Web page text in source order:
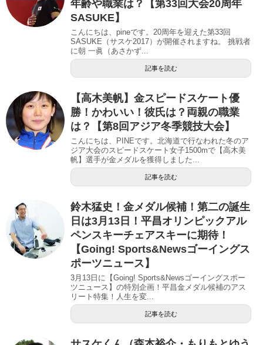
年齢や職業は？【第33回大会20周年
SASUKE】
こんにちは、pineです。20周年を迎えた第33回
SASUKE（サスケ2017）が開催されますね。 挑戦者
に朝 一眞（あさかず...
記事を読む
【高木美帆】金スピードスケート優
勝！かわいい！彼氏は？両親の職業
は？【第8回アジア冬季競技大会】
こんにちは、PINEです。北海道で行なわれた冬のア
ジア大会のスピードスケート女子1500mで【高木美
帆】選手が金メダルを獲得しました...
記事を読む
鈴木猛史！金メダル候補！第二の誕生
日は3月13日！平昌オリンピックアル
ペンスキーチェアスキーに期待！
【Going! Sports&Newsゴーイングス
ポーツニュース】
3月13日に【Going! Sports&Newsゴーイングスポー
ツニュース】の特別企画！平昌金メダル候補のアス
リート特集！人生を変...
記事を読む